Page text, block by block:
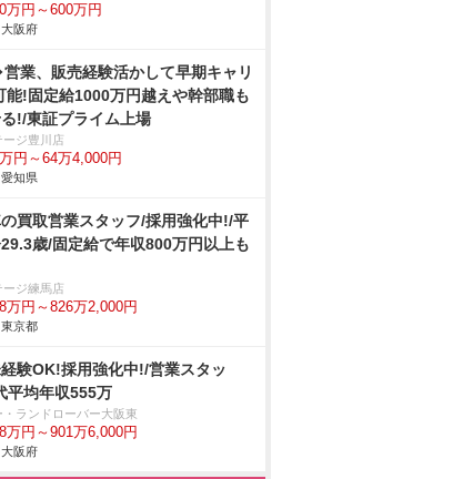
万円～600万円
阪府
営業、販売経験活かして早期キャリ
能!固定給1000万円越えや幹部職も
る!/東証プライム上場
ージ豊川店
円～64万4,000円
知県
買取営業スタッフ/採用強化中!/平
歳/固定給で年収800万円以上も
ージ練馬店
万円～826万2,000円
京都
験OK!採用強化中!/営業スタッ
平均年収555万
・ランドローバー大阪東
万円～901万6,000円
阪府